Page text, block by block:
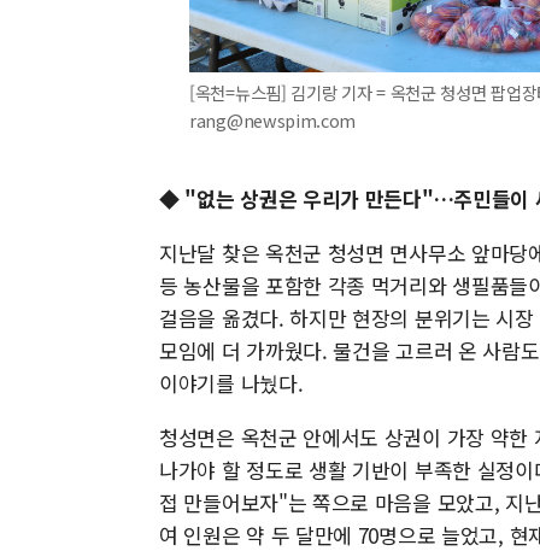
[옥천=뉴스핌] 김기랑 기자 = 옥천군 청성면 팝업
rang@newspim.com
◆ "없는 상권은 우리가 만든다"…주민들이
지난달 찾은 옥천군 청성면 면사무소 앞마
등 농산물을 포함한 각종 먹거리와 생필품
걸음을 옮겼다. 하지만 현장의 분위기는 시
모임에 더 가까웠다. 물건을 고르러 온 사람
이야기를 나눴다.
청성면은 옥천군 안에서도 상권이 가장 약
나가야 할 정도로 생활 기반이 부족한 실정
접 만들어보자"는 쪽으로 마음을 모았고, 지
여 인원은 약 두 달만에 70명으로 늘었고,